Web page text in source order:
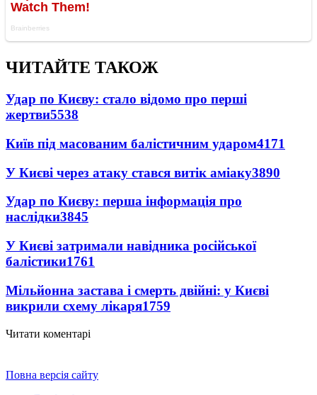
ЧИТАЙТЕ ТАКОЖ
Удар по Києву: стало відомо про перші
жертви5538
Київ під масованим балістичним ударом4171
У Києві через атаку стався витік аміаку3890
Удар по Києву: перша інформація про
наслідки3845
У Києві затримали навідника російської
балістики1761
Мільйонна застава і смерть двійні: у Києві
викрили схему лікаря1759
Читати коментарі
Повна версія сайту